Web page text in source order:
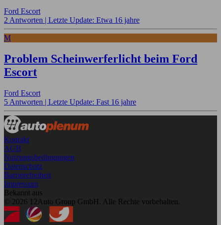
Ford Escort
2 Antworten | Letzte Update: Etwa 16 jahre
M
Problem Scheinwerferlicht beim Ford
Escort
Ford Escort
5 Antworten | Letzte Update: Fast 16 jahre
Kontakt
AGB
Nutzungsbedingungen
Datenschutz
Barrierefreiheit
Impressum
Bekannt aus
© 2026 12Auto Group GmbH. Alle Rechte vorbehalten.